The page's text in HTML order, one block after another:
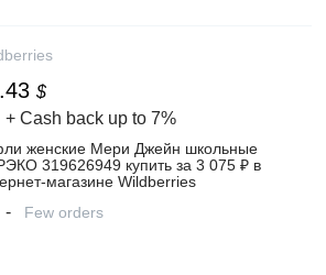
$
+ Cash back up to 7%
женские Мери Джейн школьные
319626949 купить за 3 075 ₽ в
Wildberries
- Few orders